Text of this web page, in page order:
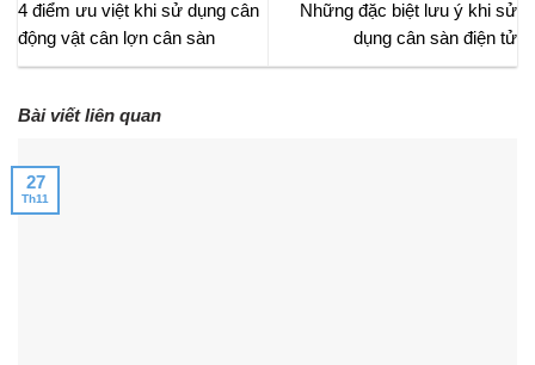
4 điểm ưu việt khi sử dụng cân
động vật cân lợn cân sàn
Những đặc biệt lưu ý khi sử
dụng cân sàn điện tử
Bài viết liên quan
27
Th11